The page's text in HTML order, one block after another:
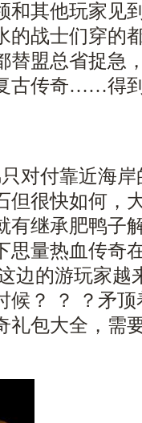
和其他玩家见
的战士们穿的
替盟总省捉急
古传奇……得
对付靠近海
但很快如何，
有继承肥鸭子
思量热血传奇
边的游玩家越
候？ ？ ？矛
礼包大全，需